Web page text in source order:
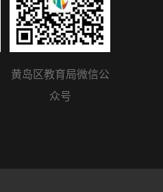
黄岛区教育局微信公
众号